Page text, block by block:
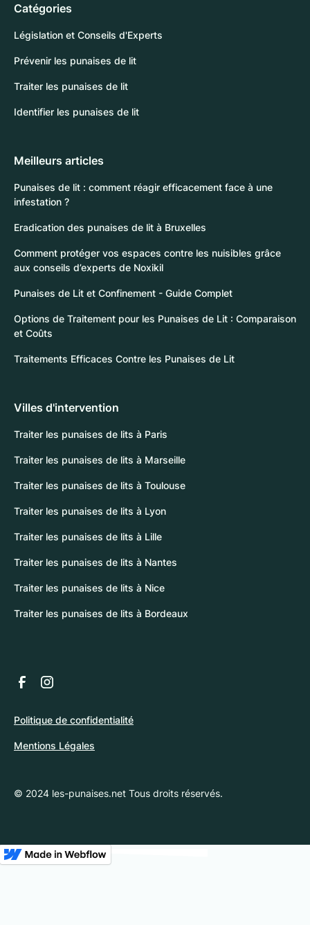
Catégories
Législation et Conseils d'Experts
Prévenir les punaises de lit
Traiter les punaises de lit
Identifier les punaises de lit
Meilleurs articles
Punaises de lit : comment réagir efficacement face à une
infestation ?
Eradication des punaises de lit à Bruxelles
Comment protéger vos espaces contre les nuisibles grâce
aux conseils d’experts de Noxikil
Punaises de Lit et Confinement - Guide Complet
Options de Traitement pour les Punaises de Lit : Comparaison
et Coûts
Traitements Efficaces Contre les Punaises de Lit
Villes d'intervention
Traiter les punaises de lits à Paris
Traiter les punaises de lits à Marseille
Traiter les punaises de lits à Toulouse
Traiter les punaises de lits à Lyon
Traiter les punaises de lits à Lille
Traiter les punaises de lits à Nantes
Traiter les punaises de lits à Nice
Traiter les punaises de lits à Bordeaux
© 2024 les-punaises.net Tous droits réservés.
Politique de confidentialité
Mentions Légales